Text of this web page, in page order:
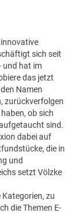
sich seit
und hat im
das jetzt
Namen
zurückverfolgen
ob sich
sind.
dabei auf
die in
und
setzt Völzke
zu
die Themen E-